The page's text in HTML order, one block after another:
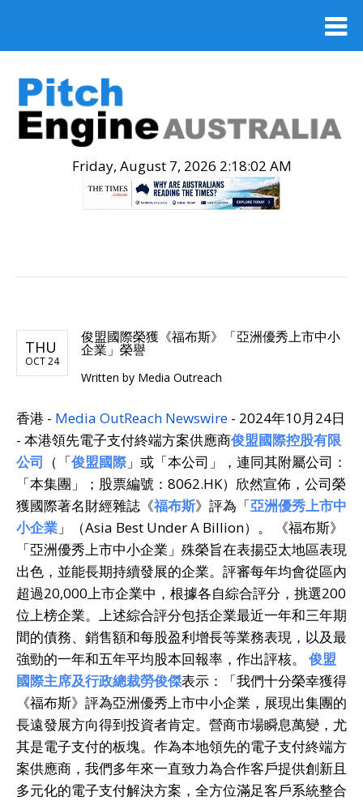
Friday, August 7, 2026 2:18:03 AM
THU
OCT 24
俊盟國際榮獲《福布斯》「亞洲優秀上市中小
企業」榮譽
Written by Media Outreach
香港 - Media OutReach Newswire - 2024年10月24日
- 本港領先電子支付終端方案供應商俊盟國際控股有限
公司 （「俊盟國際」或「本公司」，連同其附屬公司：
「本集團」；股票編號：8062.HK）欣然宣佈，公司榮
獲國際著名財經雜誌《福布斯》評為「亞洲優秀上市中
小企業 」（Asia Best Under A Billion）。 《福布斯》
「亞洲優秀上市中小企業」殊榮旨在表揚亞太地區表現
出色，並能長期持續發展的企業。評審每年均會從區內
超過20,000上市企業中，根據各自綜合評分，挑選200
位上榜企業。上述綜合評分包括企業最近一年和三年期
間的債務、銷售額和每股盈利增長等業務表現，以及最
強勁的一年和五年平均股本回報率，作出評核。 俊盟
國際主席及行政總裁勞俊傑表示：「我們十分榮幸獲得
《福布斯》評為亞洲優秀上市中小企業，展現出集團的
長遠發展方向得到投資者肯定。營商市場瞬息萬變，尤
其是電子支付的板塊。作為本地領先的電子支付終端方
案供應商，我們多年來一直致力為合作客戶提供創新且
多元化的電子支付解決方案，全方位滿足客戶系統整合